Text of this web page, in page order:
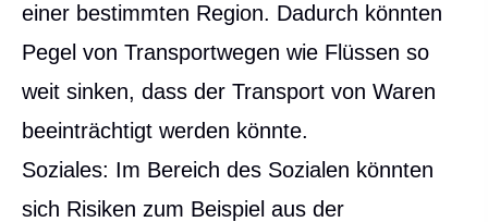
einer bestimmten Region. Dadurch könnten
Pegel von Transportwegen wie Flüssen so
weit sinken, dass der Transport von Waren
beeinträchtigt werden könnte.
Soziales: Im Bereich des Sozialen könnten
sich Risiken zum Beispiel aus der